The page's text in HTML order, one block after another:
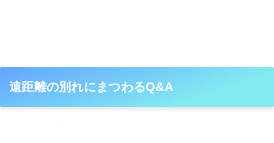
遠距離の別れにまつわるQ&A